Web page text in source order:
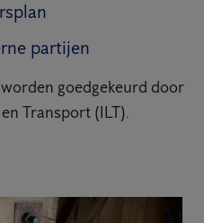
partijen
goedgekeurd door
Transport (ILT).